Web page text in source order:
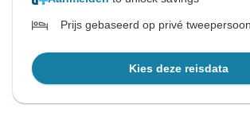
Prijs gebaseerd op privé
Kies deze reisdata